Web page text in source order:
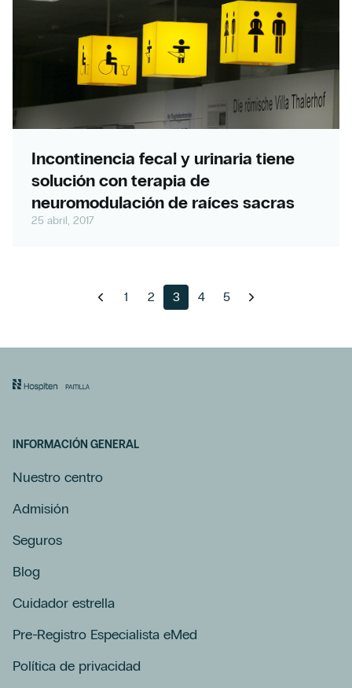
Incontinencia fecal y urinaria tiene
solución con terapia de
neuromodulación de raíces sacras
25 abril, 2017
1 2 3 4 5
INFORMACIÓN GENERAL
Nuestro centro
Admisión
Seguros
Blog
Cuidador estrella
Pre-Registro Especialista eMed
Política de privacidad